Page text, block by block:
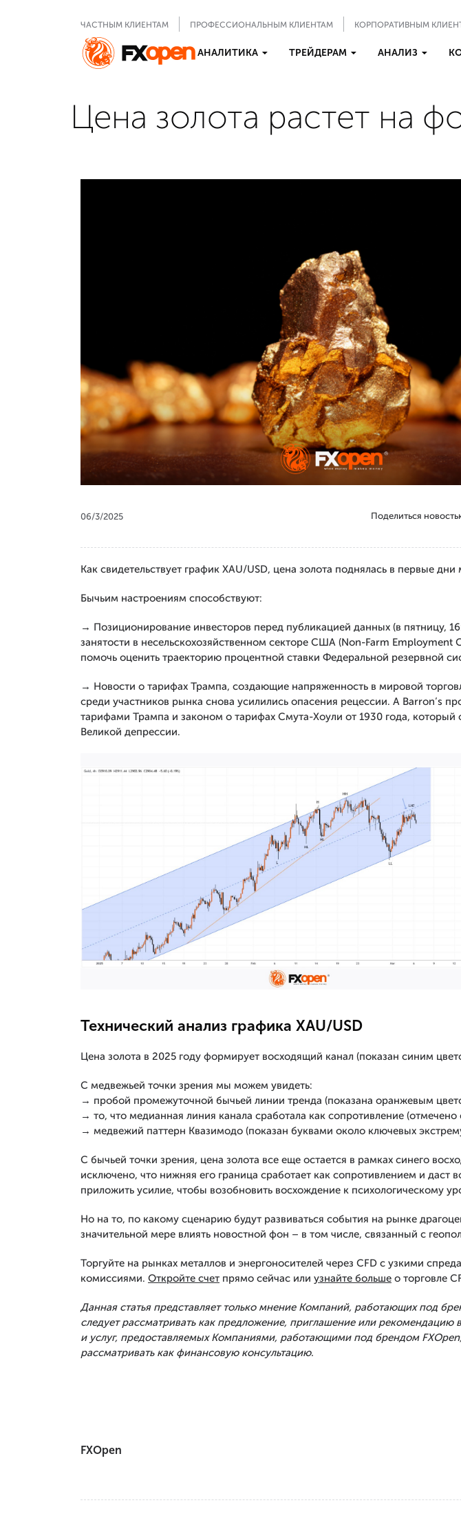
ЧАСТНЫМ КЛИЕНТАМ ПРОФЕССИОНАЛЬНЫМ КЛИЕНТАМ КОРПОРАТИВНЫМ
АНАЛИТИКА ТРЕЙДЕРАМ АНАЛИЗ
Цена золота растет на
06/3/2025 Поделиться
Как свидетельствует график XAU/USD, цена золота поднялась в первые дни
Бычьим настроениям способствуют:
→ Позиционирование инвесторов перед публикацией данных (в пятницу,
занятости в несельскохозяйственном секторе США (Non-Farm Employment
помочь оценить траекторию процентной ставки Федеральной резервной
→ Новости о тарифах Трампа, создающие напряженность в мировой
среди участников рынка снова усилились опасения рецессии. А Barron’s
тарифами Трампа и законом о тарифах Смута-Хоули от 1930 года, который
Великой депрессии.
Технический анализ графика XAU/USD
Цена золота в 2025 году формирует восходящий канал (показан синим
С медвежьей точки зрения мы можем увидеть:
→ пробой промежуточной бычьей линии тренда (показана оранжевым
→ то, что медианная линия канала сработала как сопротивление (отмечено
→ медвежий паттерн Квазимодо (показан буквами около ключевых
С бычьей точки зрения, цена золота все еще остается в рамках синего
исключено, что нижняя его граница сработает как сопротивлением и даст
приложить усилие, чтобы возобновить восхождение к психологическому
Но на то, по какому сценарию будут развиваться события на рынке
значительной мере влиять новостной фон – в том числе, связанный с
Торгуйте на рынках металлов и энергоносителей через CFD с узкими
комиссиями. Откройте счет прямо сейчас или узнайте больше о торговле
Данная статья представляет только мнение Компаний, работающих под
следует рассматривать как предложение, приглашение или рекомендацию
и услуг, предоставляемых Компаниями, работающими под брендом
рассматривать как финансовую консультацию.
FXOpen